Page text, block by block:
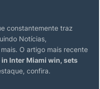
constantemente traz
Notícias,
O artigo mais recente
Inter Miami win, sets
confira.